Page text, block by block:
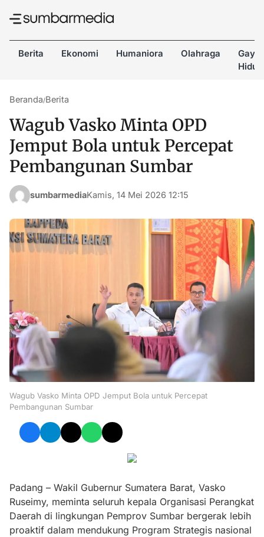
Berita Ekonomi Humaniora Olahraga
Gaya
Hidup
Beranda/Berita
Wagub Vasko Minta OPD
Jemput Bola untuk Percepat
Pembangunan Sumbar
sumbarmediaKamis, 14 Mei 2026 12:15
Wagub Vasko Minta OPD Jemput Bola untuk Percepat
Pembangunan Sumbar
Padang – Wakil Gubernur Sumatera Barat, Vasko
Ruseimy, meminta seluruh kepala Organisasi Perangkat
Daerah di lingkungan Pemprov Sumbar bergerak lebih
proaktif dalam mendukung Program Strategis nasional